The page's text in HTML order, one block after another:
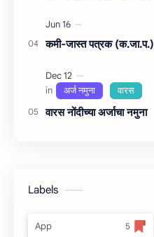
कमी-जास्त पत्रक (क.जा.प.)
वारस नोंदीच्‍या अर्जाचा नमुना
Labels
App